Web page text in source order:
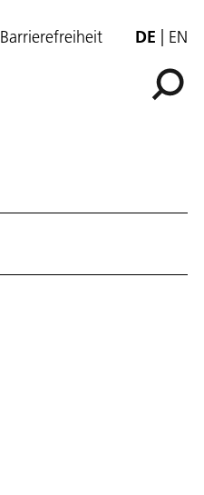
Barrierefreiheit DE EN